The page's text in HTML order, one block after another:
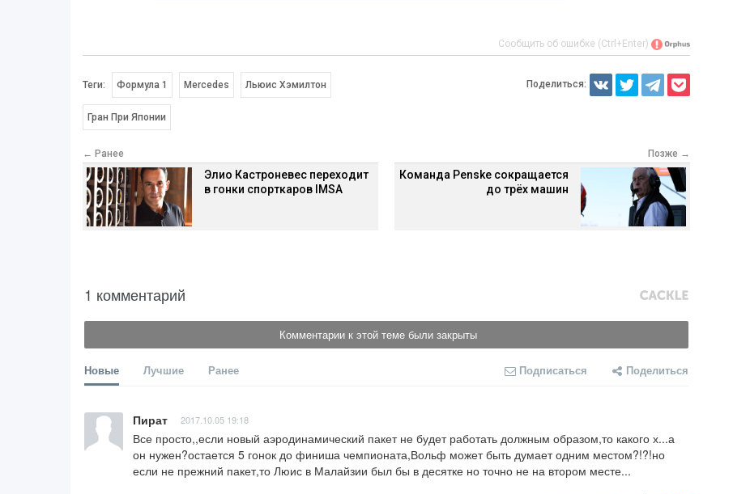
Сообщить об ошибке (Ctrl+Enter)
Теги: Формула 1 Mercedes Льюис Хэмилтон
Гран При Японии
Поделиться:
← Ранее
Элио Кастроневес переходит
в гонки спорткаров IMSA
Позже →
Команда Penske сокращается
до трёх машин
1 комментарий
Комментарии к этой теме были закрыты
Новые Лучшие Ранее Подписаться Поделиться
Пират 2017.10.05 19:18
Все просто,,если новый аэродинамический пакет не будет работать должным образом,то какого х...а
он нужен?остается 5 гонок до финиша чемпионата,Вольф может быть думает одним местом?!?!но
если не прежний пакет,то Люис в Малайзии был бы в десятке но точно не на втором месте...